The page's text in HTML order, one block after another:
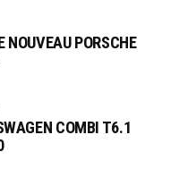
NOUVEAU PORSCHE
COMBI T6.1